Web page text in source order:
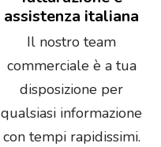
assistenza italiana
Il nostro team
commerciale è a tua
disposizione per
qualsiasi informazione
con tempi rapidissimi.